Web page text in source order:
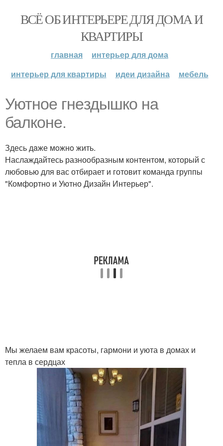
ВСЁ ОБ ИНТЕРЬЕРЕ ДЛЯ ДОМА И
КВАРТИРЫ
главная
интерьер для дома
интерьер для квартиры
идеи дизайна мебель
Уютнoe гнeздышкo на
балконе.
Здесь дaже мoжнo жить.
Наслаждайтесь разнообразным контентом, который с
любовью для вас отбирает и готовит команда группы
"Комфортно и Уютно Дизайн Интерьер".
Мы желаем вам красоты, гармони и уюта в домах и
тепла в сердцах